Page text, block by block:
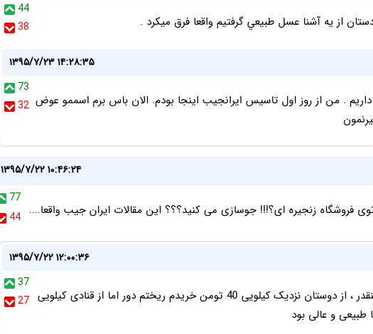
44
38
از يه آشنا عسل طبيعي گرفتيم واقعا فرق ميكرد .
۱۳۹۵/۷/۲۳ ۱۴:۲۸:۳۵
73
32 . من از روز اول تاسیس ایرانجیب اینجا بودم. الان باس برم اسممو عوض
۱۳۹۵/۷/۲۲ ۱۰:۴۶:۲۴
77
44
۱۳۹۵/۷/۲۲ ۱۲:۰۰:۳۶
37
27 عسل خوب قیمتش همینقدر ، از دوستان نزدیک کیلویی 40 تومن خریدم ریختم دور اما از قنادی کیلویی